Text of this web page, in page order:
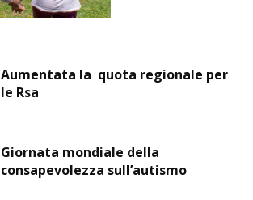
Aumentata la quota regionale per
le Rsa
Giornata mondiale della
consapevolezza sull’autismo